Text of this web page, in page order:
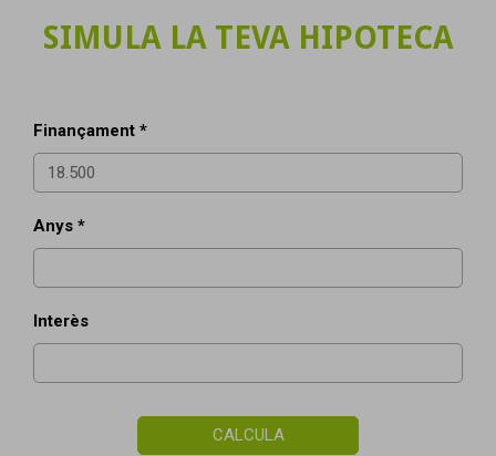
SIMULA LA TEVA HIPOTECA
Finançament *
Anys *
Interès
CALCULA